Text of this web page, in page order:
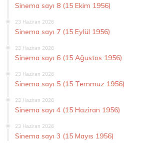
Sinema sayı 8 (15 Ekim 1956)
23 Haziran 2026
Sinema sayı 7 (15 Eylül 1956)
23 Haziran 2026
Sinema sayı 6 (15 Ağustos 1956)
23 Haziran 2026
Sinema sayı 5 (15 Temmuz 1956)
23 Haziran 2026
Sinema sayı 4 (15 Haziran 1956)
23 Haziran 2026
Sinema sayı 3 (15 Mayıs 1956)